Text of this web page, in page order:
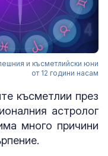
и късметлийски юни
от 12 години насам
късметлии през
астролог
много причини